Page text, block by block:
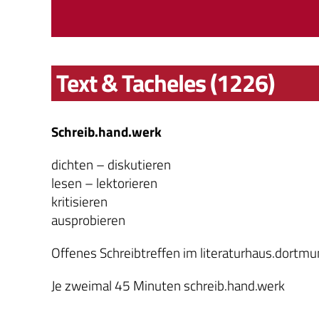
Text & Tacheles (1226)
Schreib.hand.werk
dichten – diskutieren
lesen – lektorieren
kritisieren
ausprobieren
Offenes Schreibtreffen im
Je zweimal 45 Minuten schreib.hand.werk